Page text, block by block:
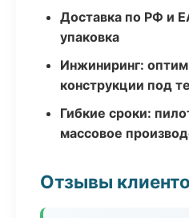
Доставка по РФ и
упаковка
Инжиниринг:
конструкции под
Гибкие сроки:
массовое
Отзывы